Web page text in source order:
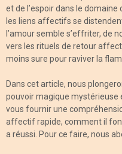
et de l’espoir dans le
les liens affectifs se
l’amour semble s’effriter, de
vers les rituels de retour
moins sure pour raviver la
Dans cet article, nous
pouvoir magique mystérieuse
vous fournir une
affectif rapide, comment il
a réussi. Pour ce faire, nous